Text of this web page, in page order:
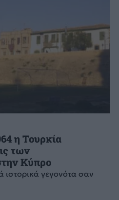
η Τουρκία
των
Κύπρο
ιστορικά γεγονότα σαν